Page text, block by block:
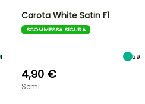
1
Carota White Satin F1
SCOMMESSA SICURA
29
4,90 €
Semi